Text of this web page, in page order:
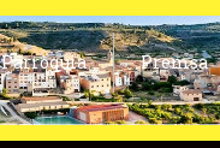
Parròquia Premsa